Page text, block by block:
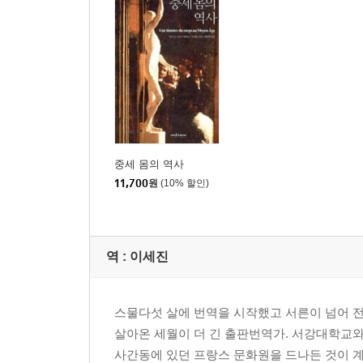
중세 몸의 역사
11,700원 (10% 할인)
역 : 이세진
스물다섯 살에 번역을 시작했고 서른이 넘어
살아온 세월이 더 긴 출판번역가. 서강대학교
사간동에 있던 프랑스 문화원을 드나든 것이